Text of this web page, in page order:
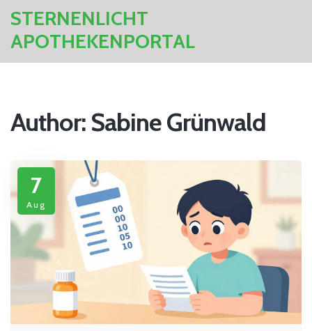
STERNENLICHT
APOTHEKENPORTAL
Author: Sabine Grünwald
7
Aug